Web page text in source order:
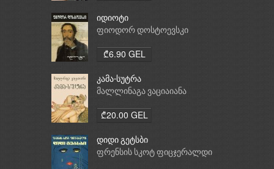
იდიოტი
ფიოდორ დოსტოევსკი
₾6.90 GEL
კამა-სუტრა
მალლინაგა ვაციაიანა
₾20.00 GEL
დიდი გეტსბი
ფრენსის სკოტ ფიცჯერალდი